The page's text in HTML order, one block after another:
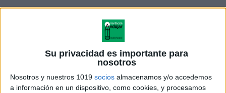
Su privacidad es importante para
nosotros
Nosotros y nuestros 1019 socios almacenamos y/o accedemos
a información en un dispositivo, como cookies, y procesamos